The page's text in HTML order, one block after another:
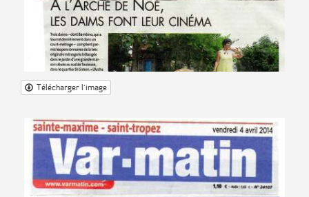
Télécharger l'image